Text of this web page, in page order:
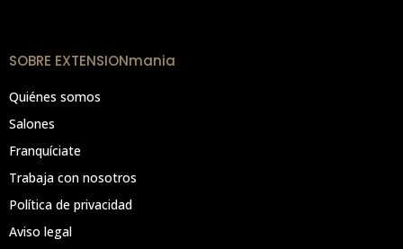
SOBRE EXTENSIONmania
Quiénes somos
Salones
Franquíciate
Trabaja con nosotros
Política de privacidad
Aviso legal